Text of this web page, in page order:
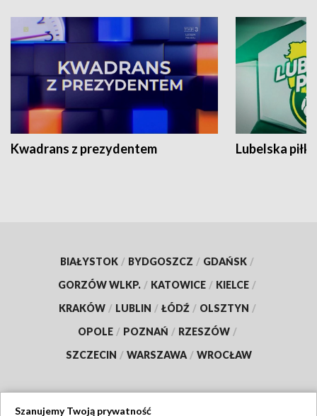
Kwadrans z prezydentem Lubelska piłka
BIAŁYSTOK / BYDGOSZCZ / GDAŃSK /
GORZÓW WLKP. / KATOWICE / KIELCE /
KRAKÓW / LUBLIN / ŁÓDŹ / OLSZTYN /
OPOLE / POZNAŃ / RZESZÓW /
SZCZECIN / WARSZAWA / WROCŁAW
Szanujemy Twoją prywatność